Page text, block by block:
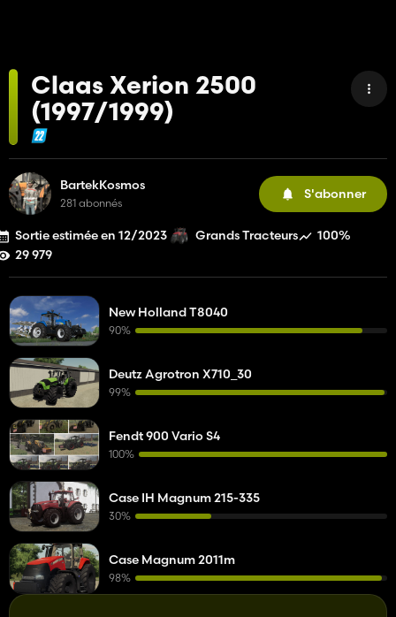
Claas Xerion 2500
(1997/1999)
BartekKosmos
281 abonnés
S'abonner
Sortie estimée en 12/2023 Grands Tracteurs
100%
29 979
New Holland T8040
90%
Deutz Agrotron X710_30
99%
Fendt 900 Vario S4
100%
Case IH Magnum 215-335
30%
Case Magnum 2011m
98%